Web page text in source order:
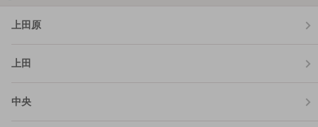
上田原
上田
中央